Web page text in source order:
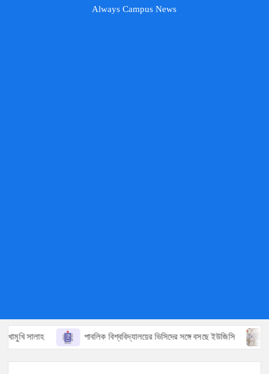
Always Campus News
সালাহ পাবলিক বিশ্ববিদ্যালয়ের ভিসিদের সঙ্গে বসছে ইউজিসি